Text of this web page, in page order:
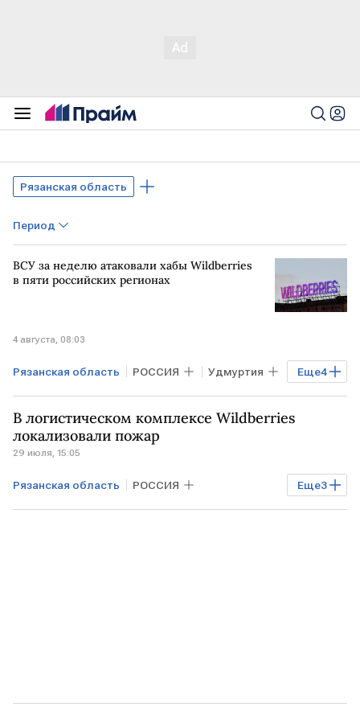
Рязанская область
Период
ВСУ за неделю атаковали хабы Wildberries
в пяти российских регионах
4 августа, 08:03
Еще4
Рязанская область РОССИЯ Удмуртия
Ижевск Wildberries ВСУ
В логистическом комплексе Wildberries
локализовали пожар
29 июля, 15:05
Еще3
Рязанская область РОССИЯ
Экономика Рязань Wildberries